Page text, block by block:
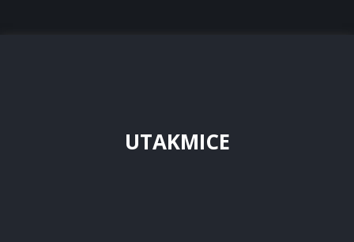
UTAKMICE